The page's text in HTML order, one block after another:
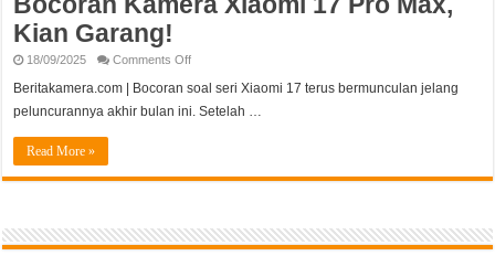
Kian Garang!
18/09/2025 Comments Offon
Kamera
17
Beritakamera.com | Bocoran soal seri Xiaomi 17 terus bermunculan jelang
peluncurannya akhir bulan ini. Setelah …
Read More »